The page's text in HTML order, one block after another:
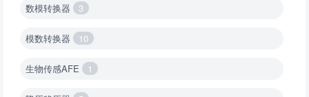
数模转换器 3
模数转换器 10
生物传感AFE 1